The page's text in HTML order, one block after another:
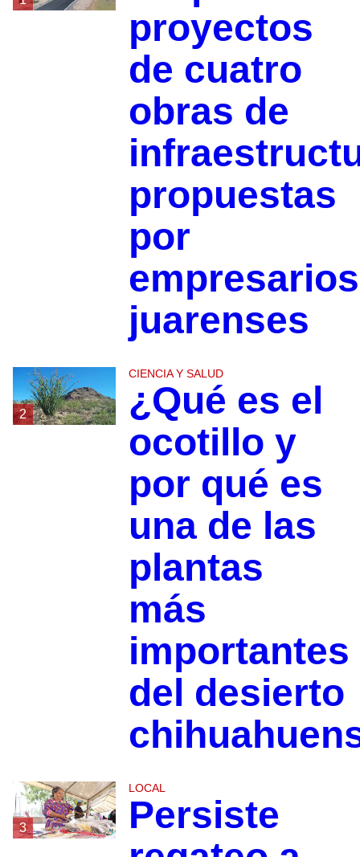
proyectos
de cuatro
obras de
propuestas
por
empresarios
juarenses
2
CIENCIA Y SALUD
¿Qué es el
ocotillo y
por qué es
una de las
plantas
más
importantes
del desierto
3
LOCAL
Persiste